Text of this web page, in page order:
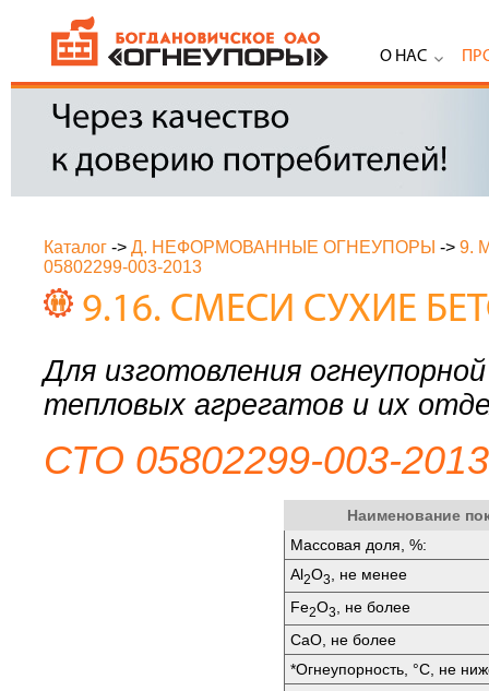
О НАС
Каталог -> Д. НЕФОРМОВАННЫЕ ОГНЕУПОРЫ -> 9.
05802299-003-2013
9.16. СМЕСИ СУХИЕ
Для изготовления
тепловых агрегатов и их
СТО 05802299-003-2013
Наименование
Массовая доля, %:
Аl2O3
, не менее
Fе2O3
, не более
СаО, не более
*Огнеупорность, °C, не